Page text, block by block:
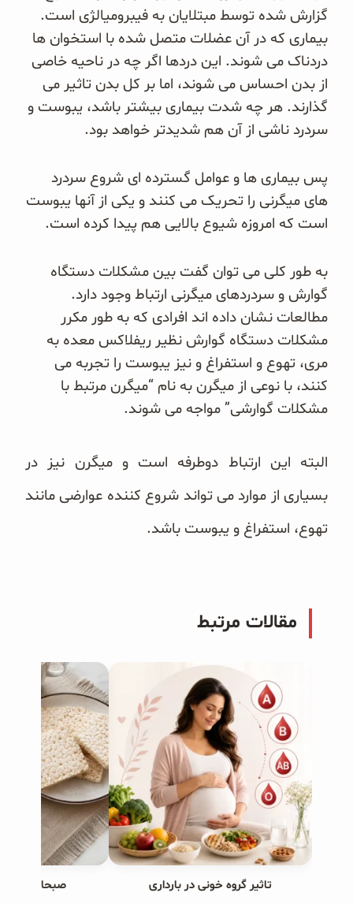
گزارش شده توسط مبتلایان به فیبرومیالژی است.
بیماری که در آن عضلات متصل شده با استخوان ها
دردناک می شوند. این دردها اگر چه در ناحیه خاصی
از بدن احساس می شوند، اما بر کل بدن تاثیر می
گذارند. هر چه شدت بیماری بیشتر باشد، یبوست و
سردرد ناشی از آن هم شدیدتر خواهد بود.
پس بیماری ها و عوامل گسترده ای شروع سردرد
های میگرنی را تحریک می کنند و یکی از آنها یبوست
است که امروزه شیوع بالایی هم پیدا کرده است.
به طور کلی می توان گفت بین مشکلات دستگاه
گوارش و سردردهای میگرنی ارتباط وجود دارد.
مطالعات نشان داده اند افرادی که به طور مکرر
مشکلات دستگاه گوارش نظیر ریفلاکس معده به
مری، تهوع و استفراغ و نیز یبوست را تجربه می
کنند، با نوعی از میگرن به نام “میگرن مرتبط با
مشکلات گوارشی” مواجه می شوند.
البته این ارتباط دوطرفه است و میگرن نیز در
بسیاری از موارد می تواند شروع کننده عوارضی مانند
تهوع، استفراغ و یبوست باشد.
مقالات مرتبط
تاثیر گروه خونی در بارداری صبحانه های